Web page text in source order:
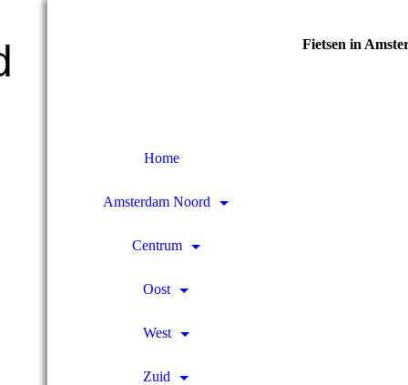
Home
Amsterdam Noord
Centrum
Oost
West
Zuid
Fietsen in